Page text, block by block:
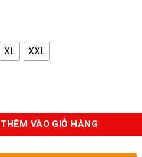
XL XXL
THÊM VÀO GIỎ HÀNG